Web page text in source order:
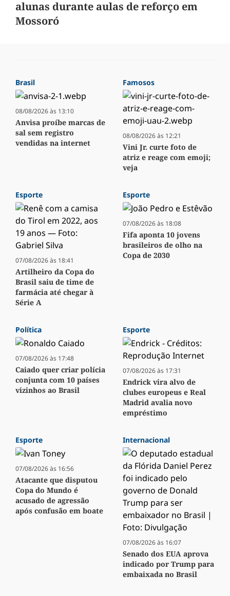
alunas durante aulas de reforço em
Mossoró
Brasil
08/08/2026 às 13:10
Anvisa proíbe marcas de
sal sem registro
vendidas na internet
Famosos
08/08/2026 às 12:21
Vini Jr. curte foto de
atriz e reage com emoji;
veja
Esporte
07/08/2026 às 18:41
Artilheiro da Copa do
Brasil saiu de time de
farmácia até chegar à
Série A
Esporte
07/08/2026 às 18:08
Fifa aponta 10 jovens
brasileiros de olho na
Copa de 2030
Política
07/08/2026 às 17:48
Caiado quer criar polícia
conjunta com 10 países
vizinhos ao Brasil
Esporte
07/08/2026 às 17:31
Endrick vira alvo de
clubes europeus e Real
Madrid avalia novo
empréstimo
Esporte
07/08/2026 às 16:56
Atacante que disputou
Copa do Mundo é
acusado de agressão
após confusão em boate
Internacional
07/08/2026 às 16:07
Senado dos EUA aprova
indicado por Trump para
embaixada no Brasil